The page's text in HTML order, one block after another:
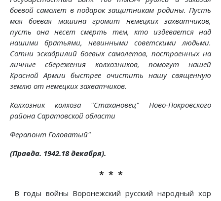
боевой самолет в подарок защитникам родины. Пусть
моя боевая машина громит немецких захватчиков,
пусть она несет смерть тем, кто издевается над
нашими братьями, невинными советскими людьми.
Сотни эскадрилий боевых самолетов, построенных на
личные сбережения колхозников, помогут нашей
Красной Армии быстрее очистить нашу священную
землю от немецких захватчиков.
Колхозник колхоза "Стахановец" Ново-Покровского
района Саратовской области
Ферапонт Головатый"
(Правда. 1942.18 декабря).
* * *
В годы войны Воронежский русский народный хор